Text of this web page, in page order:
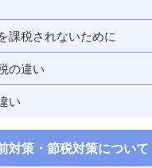
課税されないために
の違い
い
対策・節税対策について